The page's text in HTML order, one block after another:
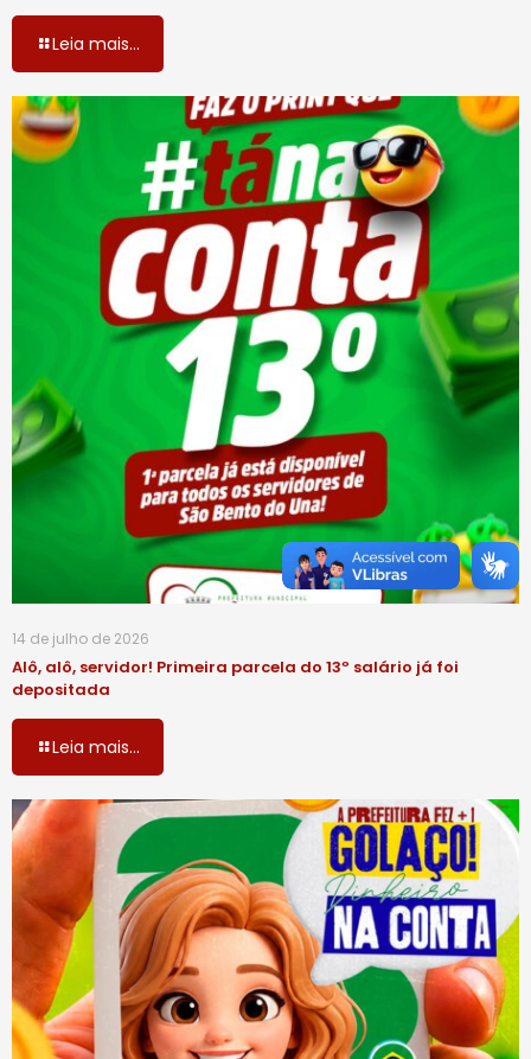
Leia mais...
14 de julho de 2026
Alô, alô, servidor! Primeira parcela do 13º salário já foi
depositada
Leia mais...